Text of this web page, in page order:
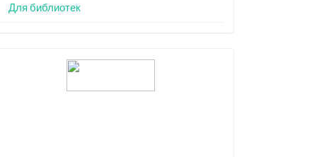
Для библиотек
Индексация